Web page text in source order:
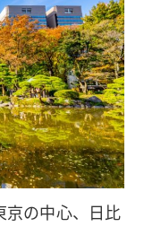
京の中心、日比